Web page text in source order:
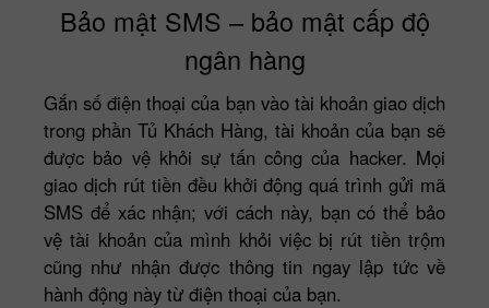
Bảo mật SMS – bảo mật cấp độ
ngân hàng
Gắn số điện thoại của bạn vào tài khoản giao dịch
trong phần Tủ Khách Hàng, tài khoản của bạn sẽ
được bảo vệ khỏi sự tấn công của hacker. Mọi
giao dịch rút tiền đều khởi động quá trình gửi mã
SMS để xác nhận; với cách này, bạn có thể bảo
vệ tài khoản của mình khỏi việc bị rút tiền trộm
cũng như nhận được thông tin ngay lập tức về
hành động này từ điện thoại của bạn.